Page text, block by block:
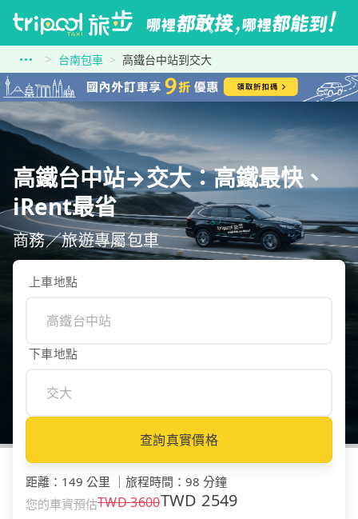
台南包車 高鐵台中站到交大
高鐵台中站→交大：高鐵最快、
iRent最省
商務／旅遊專屬包車
上車地點
下車地點
查詢真實價格
距離 ： 149 公里 旅程時間 ： 98 分鐘
您的車資預估TWD3600TWD 2549